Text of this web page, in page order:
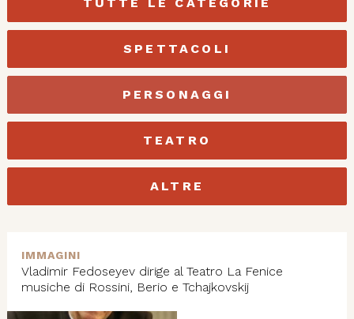
SPETTACOLI
PERSONAGGI
TEATRO
ALTRE
IMMAGINI
Vladimir Fedoseyev dirige al Teatro La Fenice
musiche di Rossini, Berio e Tchajkovskij